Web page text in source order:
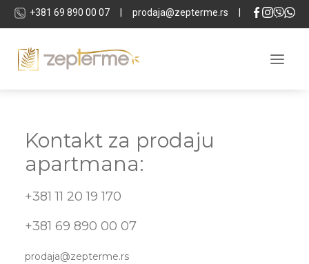
+381 69 890 00 07 prodaja@zepterme.rs
APARTMANI
LOKALI
TEHNIČKA SPECIFIKACIJA
SPA & WELLNESS
Kontakt za prodaju
apartmana:
+381 11 20 19 170
+381 69 890 00 07
prodaja@zepterme.rs